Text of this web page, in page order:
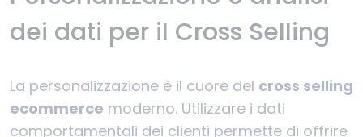
dei dati per il Cross Selling
La personalizzazione è il cuore del cross selling
ecommerce moderno. Utilizzare i dati
comportamentali dei clienti permette di offrire